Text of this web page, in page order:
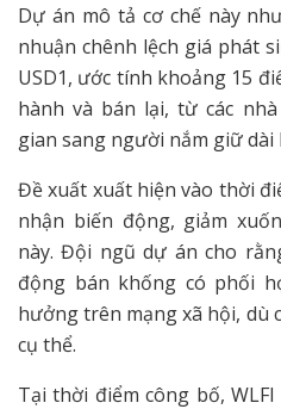
Dự án mô tả cơ chế này
nhuận chênh lệch giá phát
USD1, ước tính khoảng 15
hành và bán lại, từ các
gian sang người nắm giữ dài
Đề xuất xuất hiện vào thời
nhận biến động, giảm
này. Đội ngũ dự án cho
động bán khống có phối
hưởng trên mạng xã hội, dù
cụ thể.
Tại thời điểm công bố,